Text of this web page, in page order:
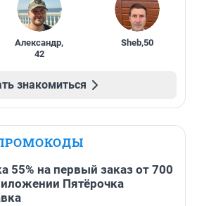
Александр,
42
Sheb,50
знакомиться
55% на первый заказ от 700
Пятёрочка